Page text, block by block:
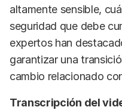
altamente sensible,
seguridad que debe
expertos han
garantizar una
cambio relacionado
Transcripción del